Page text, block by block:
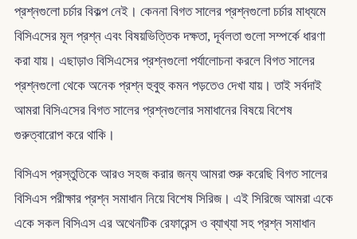
প্রশ্নগুলো চর্চার বিকল্প নেই। কেননা বিগত সালের প্রশ্নগুলো চর্চার মাধ্যমে
বিসিএসের মূল প্রশ্ন এবং বিষয়ভিত্তিক দক্ষতা, দূর্বলতা গুলো সম্পর্কে ধারণা
করা যায়। এছাড়াও বিসিএসের প্রশ্নগুলো পর্যালোচনা করলে বিগত সালের
প্রশ্নগুলো থেকে অনেক প্রশ্ন হুবুহু কমন পড়তেও দেখা যায়। তাই সর্বদাই
আমরা বিসিএসের বিগত সালের প্রশ্নগুলোর সমাধানের বিষয়ে বিশেষ
গুরুত্বারোপ করে থাকি।
বিসিএস প্রস্তুতিকে আরও সহজ করার জন্য আমরা শুরু করেছি বিগত সালের
বিসিএস পরীক্ষার প্রশ্ন সমাধান নিয়ে বিশেষ সিরিজ। এই সিরিজে আমরা একে
একে সকল বিসিএস এর অথেনটিক রেফারেন্স ও ব্যাখ্যা সহ প্রশ্ন সমাধান